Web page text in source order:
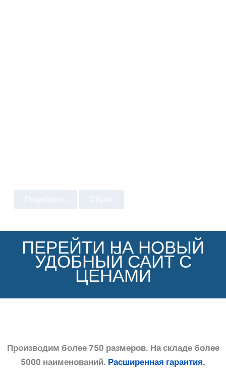
ПЕРЕЙТИ НА НОВЫЙ
УДОБНЫЙ САЙТ С
ЦЕНАМИ
Производим более 750 размеров. На складе более
5000 наименований. Расширенная гарантия.